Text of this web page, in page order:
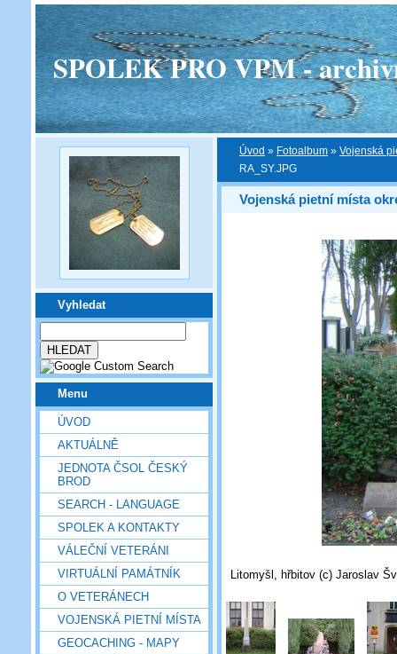
SPOLEK PRO VPM -
Vyhledat
Menu
ÚVOD
AKTUÁLNĚ
JEDNOTA ČSOL ČESKÝ
BROD
SEARCH - LANGUAGE
SPOLEK A KONTAKTY
VÁLEČNÍ VETERÁNI
VIRTUÁLNÍ PAMÁTNÍK
O VETERÁNECH
VOJENSKÁ PIETNÍ MÍSTA
GEOCACHING - MAPY
Úvod » Fotoalbum » Vojenská
RA_SY.JPG
Vojenská pietní místa
Litomyšl, hřbitov (c) Jaroslav